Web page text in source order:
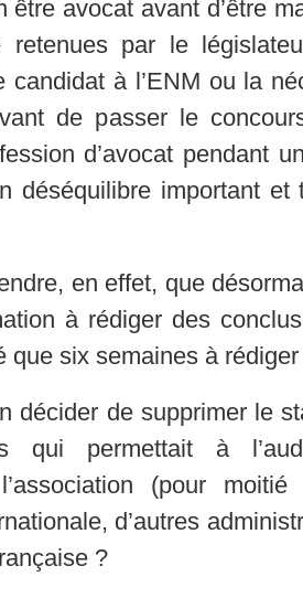
être avocat avant d’être
par le
candidat à l’ENM ou la
de passer le
d’avocat pendant
déséquilibre important
en effet, que
à rédiger des
que six semaines à
décider de supprimer le
qui permettait à
(pour
d’autres
?